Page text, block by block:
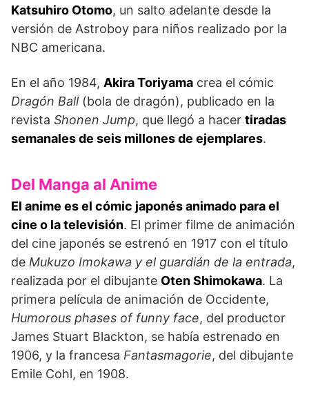
Katsuhiro Otomo, un salto adelante desde la
versión de Astroboy para niños realizado por la
NBC americana.
En el año 1984, Akira Toriyama crea el cómic
Dragón Ball(bola de dragón), publicado en la
revista Shonen Jump, que llegó a hacer tiradas
semanales de seis millones de ejemplares.
Del Manga al Anime
El anime es el cómic japonés animado para el
cine o la televisión. El primer filme de animación
del cine japonés se estrenó en 1917 con el título
de Mukuzo Imokawa y el guardián de la entrada,
realizada por el dibujante Oten Shimokawa. La
primera película de animación de Occidente,
Humorous phases of funny face, del productor
James Stuart Blackton, se había estrenado en
1906, y la francesa Fantasmagorie, del dibujante
Emile Cohl, en 1908.